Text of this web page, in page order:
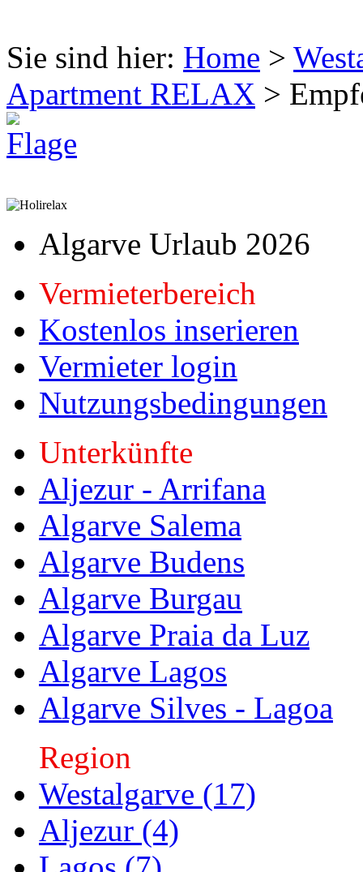
Sie sind hier: Home >
Apartment RELAX >
Algarve Urlaub 2026
Vermieterbereich
Kostenlos inserieren
Vermieter login
Nutzungsbedingungen
Unterkünfte
Aljezur - Arrifana
Algarve Salema
Algarve Budens
Algarve Burgau
Algarve Praia da Luz
Algarve Lagos
Algarve Silves - Lagoa
Region
Westalgarve (17)
Aljezur (4)